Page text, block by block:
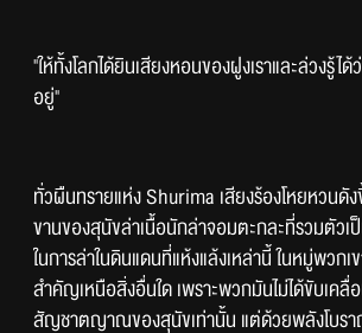
"ให้ทั้งโลกได้ยินเสียงหอนของฝูงเราและล่วงรู้ไ
อยู่"
ทั่วผืนทรายแห่ง Shurima เสียงร้องโหยหวนดั
ขานของสุนัขล่าเนื้อนักล่าจอมตะกละที่รวมตัวเ
ในการล่าในดินแดนที่แห้งแล้งเหล่านี้ ในหมู่พวก
สำคัญเหนือสิ่งอื่นใด เพราะพวกมันไม่ได้ขับเคลื่
สัญชาตญาณของสุนัขเท่านั้น แต่ด้วยพลังโบร